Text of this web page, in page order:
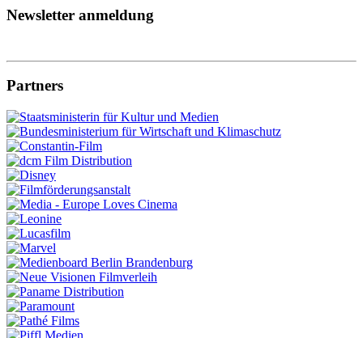
Newsletter anmeldung
Partners